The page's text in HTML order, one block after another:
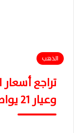
الذهب
تراجع
وعيار 21 يواصل الانخفاض الثلاثاء 7 يوليو